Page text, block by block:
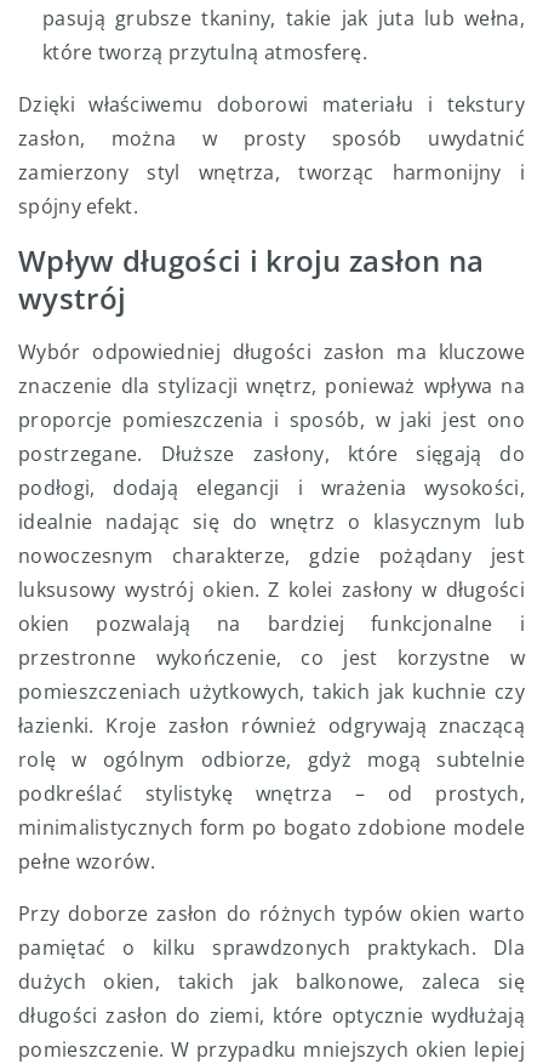
pasują grubsze tkaniny, takie jak juta lub wełna,
które tworzą przytulną atmosferę.
Dzięki właściwemu doborowi materiału i tekstury
zasłon, można w prosty sposób uwydatnić
zamierzony styl wnętrza, tworząc harmonijny i
spójny efekt.
Wpływ długości i kroju zasłon na
wystrój
Wybór odpowiedniej długości zasłon ma kluczowe
znaczenie dla stylizacji wnętrz, ponieważ wpływa na
proporcje pomieszczenia i sposób, w jaki jest ono
postrzegane. Dłuższe zasłony, które sięgają do
podłogi, dodają elegancji i wrażenia wysokości,
idealnie nadając się do wnętrz o klasycznym lub
nowoczesnym charakterze, gdzie pożądany jest
luksusowy wystrój okien. Z kolei zasłony w długości
okien pozwalają na bardziej funkcjonalne i
przestronne wykończenie, co jest korzystne w
pomieszczeniach użytkowych, takich jak kuchnie czy
łazienki. Kroje zasłon również odgrywają znaczącą
rolę w ogólnym odbiorze, gdyż mogą subtelnie
podkreślać stylistykę wnętrza – od prostych,
minimalistycznych form po bogato zdobione modele
pełne wzorów.
Przy doborze zasłon do różnych typów okien warto
pamiętać o kilku sprawdzonych praktykach. Dla
dużych okien, takich jak balkonowe, zaleca się
długości zasłon do ziemi, które optycznie wydłużają
pomieszczenie. W przypadku mniejszych okien lepiej